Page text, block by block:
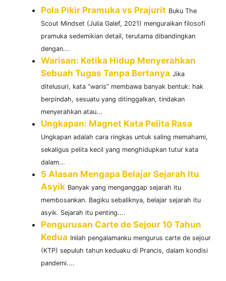
Pola Pikir Pramuka vs Prajurit Buku The
Scout Mindset (Julia Galef, 2021) menguraikan filosofi
pramuka sedemikian detail, terutama dibandingkan
dengan...
Warisan: Ketika Hidup Menyerahkan
Sebuah Tugas Tanpa Bertanya Jika
ditelusuri, kata “waris” membawa banyak bentuk: hak
berpindah, sesuatu yang ditinggalkan, tindakan
menyerahkan atau...
Ungkapan: Magnet Kata Pelita Rasa
Ungkapan adalah cara ringkas untuk saling memahami,
sekaligus pelita kecil yang menghidupkan tutur kata
dalam...
5 Alasan Mengapa Belajar Sejarah Itu
Asyik Banyak yang menganggap sejarah itu
membosankan. Bagiku sebaliknya, belajar sejarah itu
asyik. Sejarah itu penting....
Pengurusan Carte de Sejour 10 Tahun
Kedua Inilah pengalamanku mengurus carte de sejour
(KTP) sepuluh tahun keduaku di Prancis, dalam kondisi
pandemi....